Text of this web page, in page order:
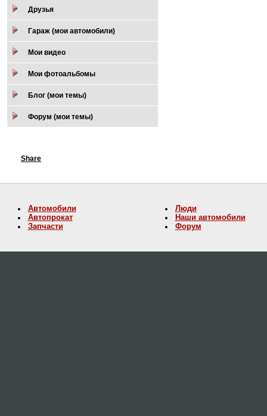
Друзья
Гараж (мои автомобили)
Мои видео
Мои фотоальбомы
Блог (мои темы)
Форум (мои темы)
Share
Автомобили
Автопрокат
Запчасти
Люди
Наши автомобили
Форум